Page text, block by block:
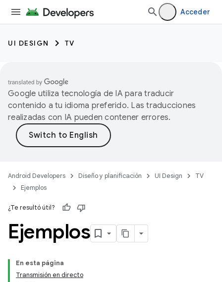
Acceder
UI DESIGN TV
Google utiliza tecnología de IA para traducir
contenido a tu idioma preferido. Las traducciones
realizadas con IA pueden contener errores.
Android Developers Diseño y planificación UI Design
TV
Ejemplos
¿Te resultó útil?
Ejemplos
En esta página
Transmisión en directo